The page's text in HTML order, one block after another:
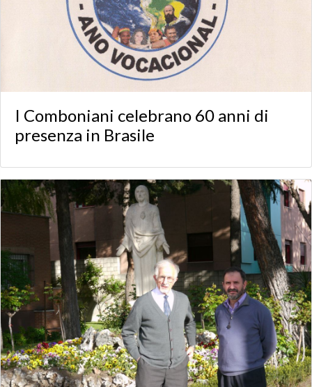
I Comboniani celebrano 60 anni di
presenza in Brasile